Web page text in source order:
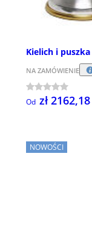
Kielich i
NA ZAMÓWIENIE
Od zł 2162,18
NOWOŚCI